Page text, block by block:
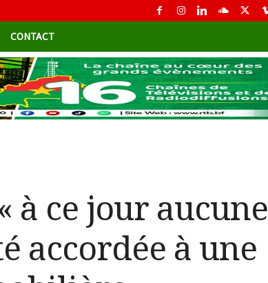
CONTACT
à ce jour aucune
accordée à une